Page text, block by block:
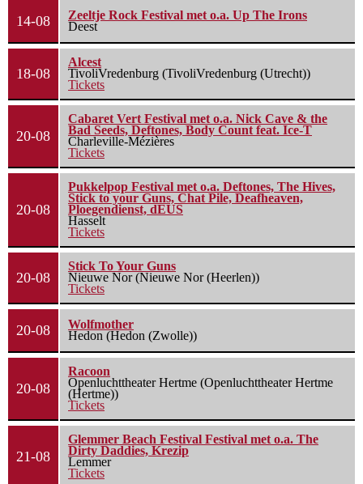
14-08
Zeeltje Rock Festival met o.a. Up The Irons
Deest
18-08
Alcest
TivoliVredenburg (TivoliVredenburg (Utrecht))
Tickets
20-08
Cabaret Vert Festival met o.a. Nick Cave & the
Bad Seeds, Deftones, Body Count feat. Ice-T
Charleville-Mézières
Tickets
20-08
Pukkelpop Festival met o.a. Deftones, The Hives,
Stick to your Guns, Chat Pile, Deafheaven,
Ploegendienst, dEUS
Hasselt
Tickets
20-08
Stick To Your Guns
Nieuwe Nor (Nieuwe Nor (Heerlen))
Tickets
20-08
Wolfmother
Hedon (Hedon (Zwolle))
20-08
Racoon
Openluchttheater Hertme (Openluchttheater Hertme
(Hertme))
Tickets
21-08
Glemmer Beach Festival Festival met o.a. The
Dirty Daddies, Krezip
Lemmer
Tickets